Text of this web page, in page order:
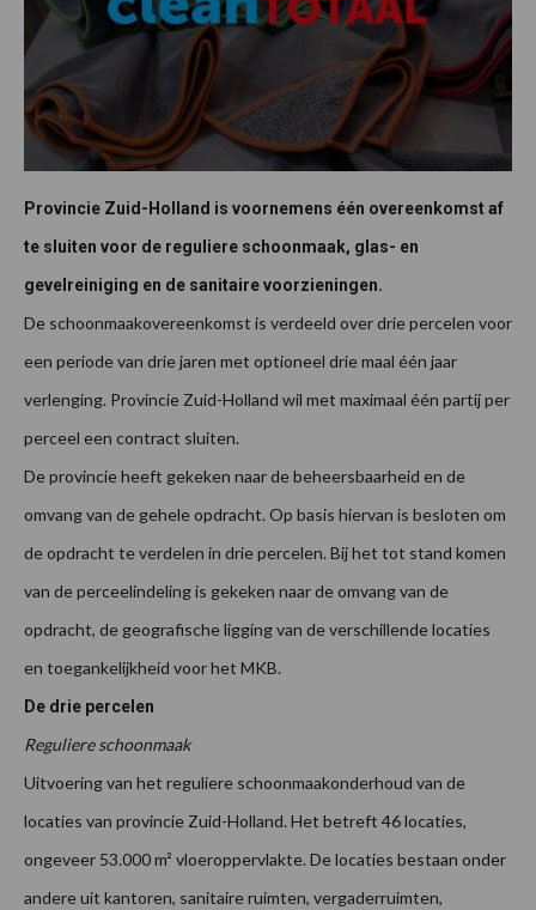
Provincie Zuid-Holland is voornemens één overeenkomst af
te sluiten voor de reguliere schoonmaak, glas- en
gevelreiniging en de sanitaire voorzieningen.
De schoonmaakovereenkomst is verdeeld over drie percelen voor
een periode van drie jaren met optioneel drie maal één jaar
verlenging. Provincie Zuid-Holland wil met maximaal één partij per
perceel een contract sluiten.
De provincie heeft gekeken naar de beheersbaarheid en de
omvang van de gehele opdracht. Op basis hiervan is besloten om
de opdracht te verdelen in drie percelen. Bij het tot stand komen
van de perceelindeling is gekeken naar de omvang van de
opdracht, de geografische ligging van de verschillende locaties
en toegankelijkheid voor het MKB.
De drie percelen
Reguliere schoonmaak
Uitvoering van het reguliere schoonmaakonderhoud van de
locaties van provincie Zuid-Holland. Het betreft 46 locaties,
ongeveer 53.000 m² vloeroppervlakte. De locaties bestaan onder
andere uit kantoren, sanitaire ruimten, vergaderruimten,